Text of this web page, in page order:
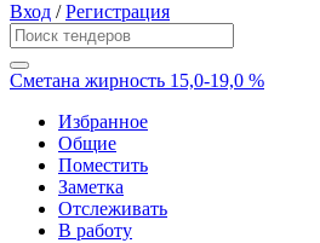
Вход /Регистрация
Сметана жирность 15,0-19,0 %
Избранное
Общие
Поместить
Заметка
Отслеживать
В работу